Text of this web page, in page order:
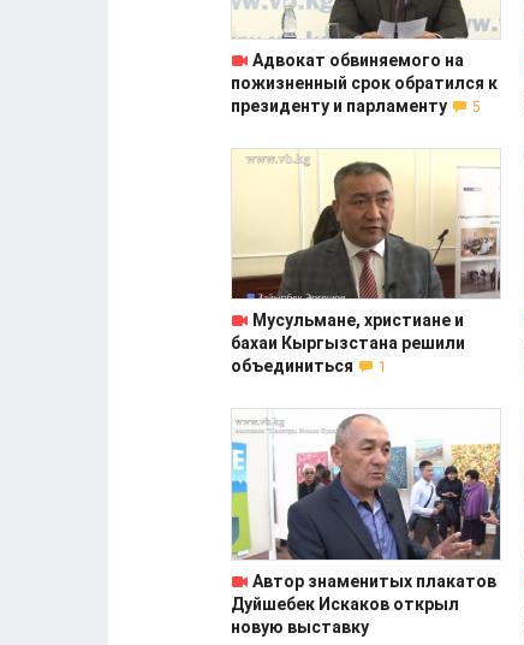
Адвокат обвиняемого на
пожизненный срок обратился к
президенту и парламенту
5
Мусульмане, христиане и
бахаи Кыргызстана решили
объединиться
1
Автор знаменитых плакатов
Дуйшебек Искаков открыл
новую выставку